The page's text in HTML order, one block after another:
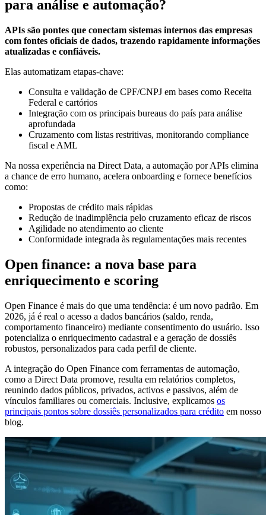
para análise e automação?
APIs são pontes que conectam sistemas internos das empresas
com fontes oficiais de dados, trazendo rapidamente informações
atualizadas e confiáveis.
Elas automatizam etapas-chave:
Consulta e validação de CPF/CNPJ em bases como Receita
Federal e cartórios
Integração com os principais bureaus do país para análise
aprofundada
Cruzamento com listas restritivas, monitorando compliance
fiscal e AML
Na nossa experiência na Direct Data, a automação por APIs elimina
a chance de erro humano, acelera onboarding e fornece benefícios
como:
Propostas de crédito mais rápidas
Redução de inadimplência pelo cruzamento eficaz de riscos
Agilidade no atendimento ao cliente
Conformidade integrada às regulamentações mais recentes
Open finance: a nova base para
enriquecimento e scoring
Open Finance é mais do que uma tendência: é um novo padrão. Em
2026, já é real o acesso a dados bancários (saldo, renda,
comportamento financeiro) mediante consentimento do usuário. Isso
potencializa o enriquecimento cadastral e a geração de dossiês
robustos, personalizados para cada perfil de cliente.
A integração do Open Finance com ferramentas de automação,
como a Direct Data promove, resulta em relatórios completos,
reunindo dados públicos, privados, activos e passivos, além de
vínculos familiares ou comerciais. Inclusive, explicamos os
principais pontos sobre dossiês personalizados para crédito em nosso
blog.